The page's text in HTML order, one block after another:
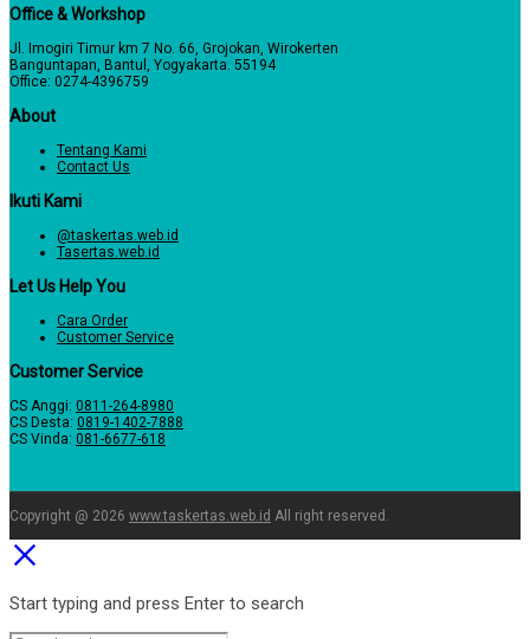
Office & Workshop
Jl. Imogiri Timur km 7 No. 66, Grojokan, Wirokerten
Banguntapan, Bantul, Yogyakarta. 55194
Office: 0274-4396759
About
Tentang Kami
Contact Us
Ikuti Kami
@taskertas.web.id
Tasertas.web.id
Let Us Help You
Cara Order
Customer Service
Customer Service
CS Anggi: 0811-264-8980
CS Desta: 0819-1402-7888
CS Vinda: 081-6677-618
Copyright @ 2026 www.taskertas.web.id All right reserved.
Start typing and press Enter to search